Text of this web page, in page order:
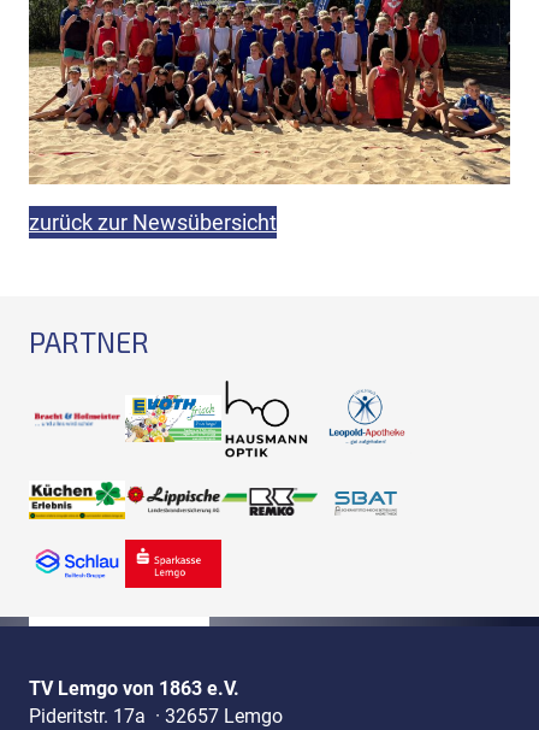
zurück zur Newsübersicht
PARTNER
TV Lemgo von 1863 e.V.
Pideritstr. 17a · 32657 Lemgo